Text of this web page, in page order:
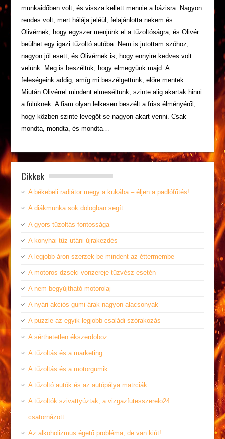
munkaidőben volt, és vissza kellett mennie a bázisra. Nagyon
rendes volt, mert hálája jeléül, felajánlotta nekem és
Olivérnek, hogy egyszer menjünk el a tűzoltóságra, és Olivér
beülhet egy igazi tűzoltó autóba. Nem is jutottam szóhoz,
nagyon jól esett, és Olivérnek is, hogy ennyire kedves volt
velünk. Meg is beszéltük, hogy elmegyünk majd. A
feleségeink addig, amíg mi beszélgettünk, előre mentek.
Miután Olivérrel mindent elmeséltünk, szinte alig akartak hinni
a fülüknek. A fiam olyan lelkesen beszélt a friss élményéről,
hogy közben szinte levegőt se nagyon akart venni. Csak
mondta, mondta, és mondta…
Cikkek
A békebeli radiátor megy a kukába – éljen a padlófűtés!
A diákmunka sok dologban segít
A gyors tűzoltás fontossága
A konyhai tűz utáni újrakezdés
A legjobb áron szerzek be mindent az éttermembe
A motoros dzseki vonzereje tűzvész esetén
A nem begyújtható motorolaj
A nyári akciós gumi árak nagyon alacsonyak
A puzzle az egyik legjobb családi szórakozás
A sérthetetlen ékszerdoboz
A tűzoltás és a marketing
A tűzoltás és a motorgumik
A tűzoltó autók és az autópálya matrciák
A tűzoltók szivattyúztak, a vizgazfutesszerelo24
csatornázott
Az alkoholizmus égető probléma, de van kiút!